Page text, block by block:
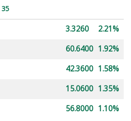
35
3.3260
2.21%
60.6400 1.92%
42.3600 1.58%
15.0600 1.35%
56.8000 1.10%